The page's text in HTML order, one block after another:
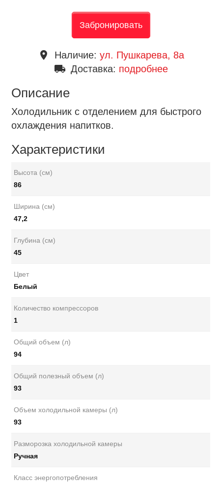
Забронировать
place Наличие: ул. Пушкарева, 8a
local_shipping Доставка: подробнее
Описание
Холодильник с отделением для быстрого
охлаждения напитков.
Характеристики
Высота (см)
86
Ширина (см)
47,2
Глубина (см)
45
Цвет
Белый
Количество компрессоров
1
Общий объем (л)
94
Общий полезный объем (л)
93
Объем холодильной камеры (л)
93
Разморозка холодильной камеры
Ручная
Класс энергопотребления